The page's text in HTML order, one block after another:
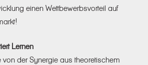
einen Wettbewerbsvorteil auf
Lernen
von der Synergie aus theoretischem